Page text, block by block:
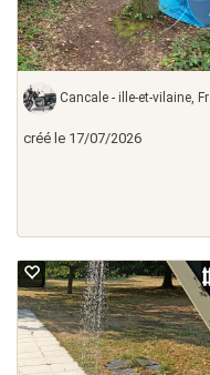
Cancale - ille-et-vilaine, France
créé le 17/07/2026